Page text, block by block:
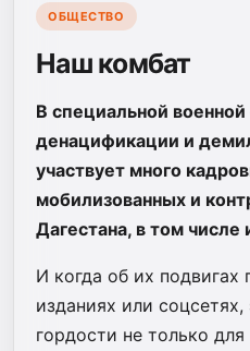
ОБЩЕСТВО
Наш комбат
В специальной
денацификации и
участвует много
мобилизованных и
Дагестана, в том числе
И когда об их подвигах
изданиях или
гордости не только